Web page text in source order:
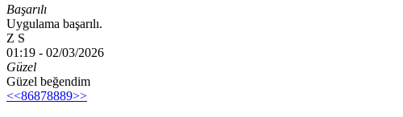
Başarılı
Uygulama başarılı.
Z S
01:19 - 02/03/2026
Güzel
Güzel beğendim
<<86878889>>